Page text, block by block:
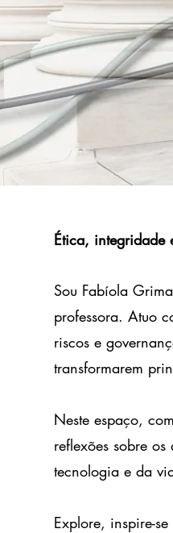
Ética, integridade
Sou Fabíola
professora. Atuo
riscos e
transformarem
Neste espaço,
reflexões sobre
tecnologia e da
Explore, inspire-